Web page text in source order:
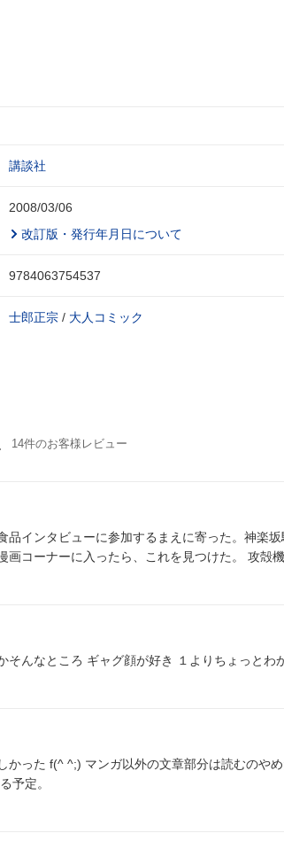
講談社
2008/03/06
改訂版・発行年月日について
9784063754537
士郎正宗 / 大人コミック
14件のお客様レビュー
ンタビューに参加するまえに寄った。神楽坂駅近く
には合ってないと思い
攻殻機動隊１の続き物というかそ
かった f(^ ^;) マンガ以外の文章部分は読むのや
予定。